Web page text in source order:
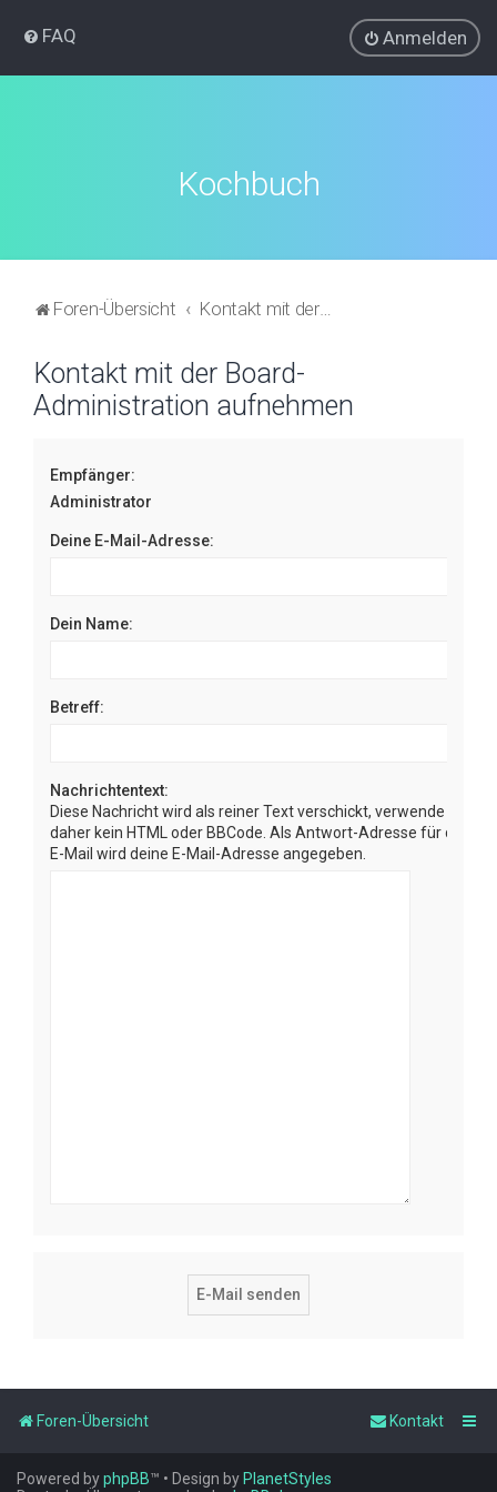
FAQ Anmelden
Kochbuch
Foren-Übersicht Kontakt mit der Board-Administration aufnehmen
Kontakt mit der Board-
Administration aufnehmen
Empfänger:
Administrator
Deine E-Mail-Adresse:
Dein Name:
Betreff:
Nachrichtentext:
Diese Nachricht wird als reiner Text verschickt, verwende
daher kein HTML oder BBCode. Als Antwort-Adresse für die
E-Mail wird deine E-Mail-Adresse angegeben.
Foren-Übersicht Kontakt
Powered byphpBB™ • Design by PlanetStyles